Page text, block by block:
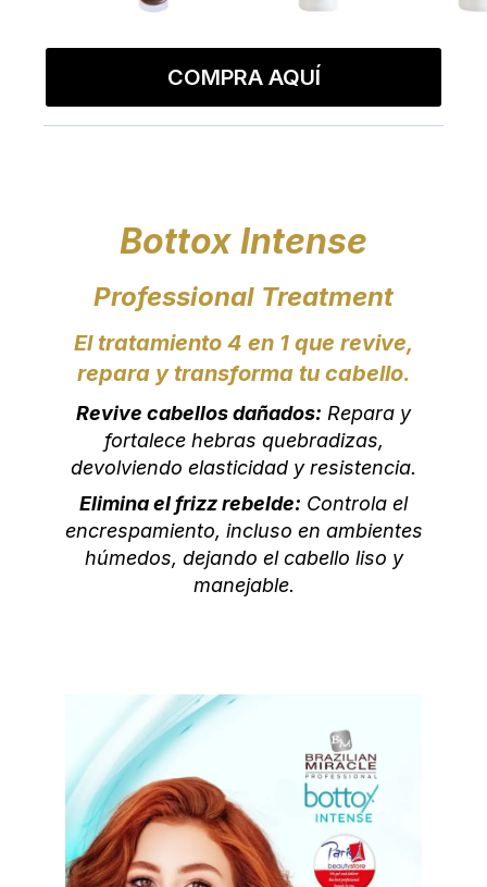
COMPRA AQUÍ
Bottox Intense
Professional Treatment
El tratamiento 4 en 1 que revive,
repara y transforma tu cabello.
Revive cabellos dañados: Repara y
fortalece hebras quebradizas,
devolviendo elasticidad y resistencia.
Elimina el frizz rebelde: Controla el
encrespamiento, incluso en ambientes
húmedos, dejando el cabello liso y
manejable.